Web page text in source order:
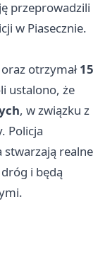
przeprowadzili
w Piasecznie.
oraz otrzymał15
ustalono, że
, w związku z
Policja
stwarzają realne
i będą